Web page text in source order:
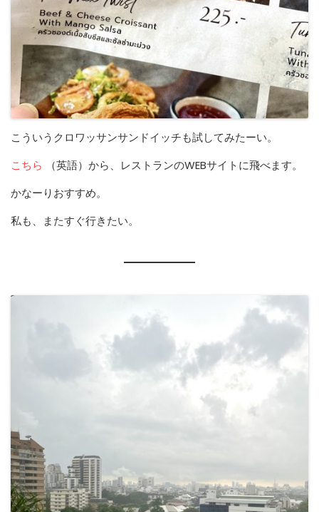
こういうクロワッサンサンドイッチも試してみたーい。
こちら （英語）から、レストランのWEBサイトに飛べます。
かなーりおすすめ。
私も、またすぐ行きたい。